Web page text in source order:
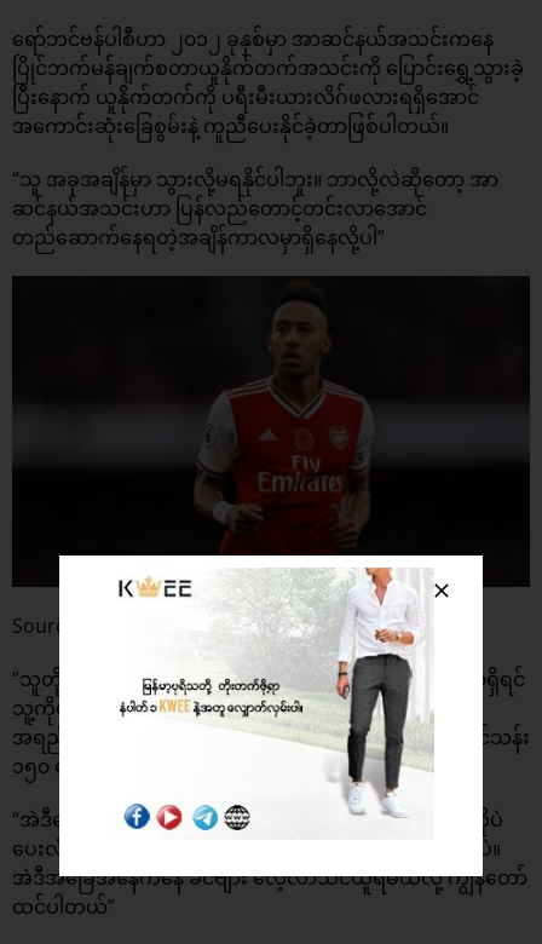
ရော်ဘင်ဗန်ပါစီဟာ ၂၀၁၂ ခုနှစ်မှာ အာဆင်နယ်အသင်းကနေ
ပြိုင်ဘက်မန်ချက်စတာယူနိုက်တက်အသင်းကို ပြောင်းရွှေ့သွားခဲ့
ပြီးနောက် ယူနိုက်တက်ကို ပရီးမီးယားလိဂ်ဖလားရရှိအောင်
အကောင်းဆုံးခြေစွမ်းနဲ့ ကူညီပေးနိုင်ခဲ့တာဖြစ်ပါတယ်။
“သူ အခုအချိန်မှာ သွားလို့မရနိုင်ပါဘူး။ ဘာလို့လဲဆိုတော့ အာ
ဆင်နယ်အသင်းဟာ ပြန်လည်တောင့်တင်းလာအောင်
တည်ဆောက်နေရတဲ့အချိန်ကာလမှာရှိနေလို့ပါ”
Source : Daily Mail
“သူတို့ သူ့ကို ဆုံးရှုံးဖို့ မတတ်နိုင်ပါဘူး။ တကယ်လို့ ပေးစရာရှိရင်
သူ့ကိုပဲ ပေးရမှာပါ။ ဘာလို့လဲဆိုတော့ သူတို့တွေ သူ့လို
အရည်အသွေးမျိုးနဲ့ တစ်ယောက်ယောက်ကို လိုချင်ရင် ပေါင်သန်း
၁၅၀ လောက် ကုန်ကျမှာမို့လို့ပါ”
“အဲဒီတော့ ပေါင်သန်း ၁၅၀ မသုံးစွဲပဲ ပေါင်သန်း ၅၀ ကို သူ့ကိုပဲ
ပေးလိုက်ပါ။ ဒီအခြေအနေက ဗန်ပါစီတုန်းကလို အတူတူပါပဲ။
အဲဒီအခြေအနေကနေ ခင်ဗျား လေ့လာသင်ယူရမယ်လို့ ကျွန်တော်
ထင်ပါတယ်”